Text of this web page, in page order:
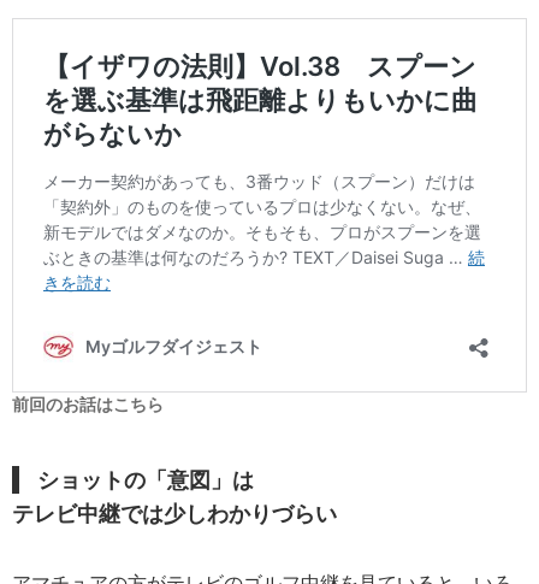
前回のお話はこちら
ショットの「意図」は
テレビ中継では少しわかりづらい